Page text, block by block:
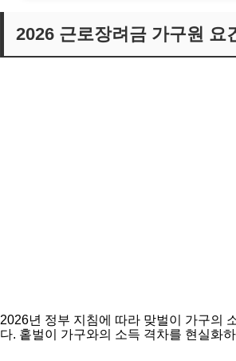
2026 근로장려금 가구원 요
2026년 정부 지침에 따라 맞벌이 가구의
다. 홑벌이 가구와의 소득 격차를 현실화